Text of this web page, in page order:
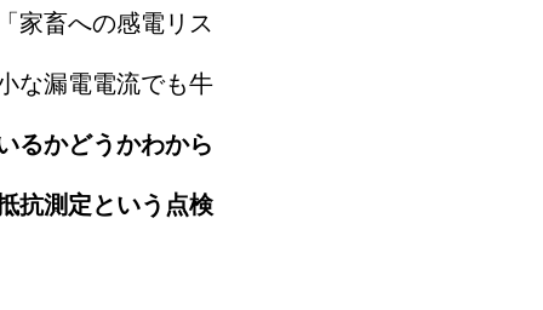
家畜への感電リス
な漏電電流でも牛
るかどうかわから
抗測定という点検